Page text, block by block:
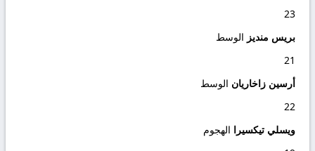
23
بريس منديز الوسط
21
أرسين زاخاريان الوسط
22
ويسلي تيكسيرا الهجوم